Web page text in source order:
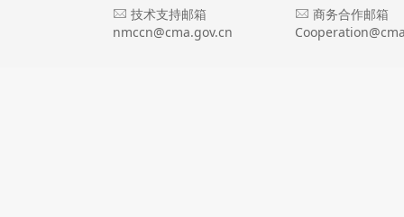
技术支持邮箱
nmccn@cma.gov.cn
商务合作邮箱